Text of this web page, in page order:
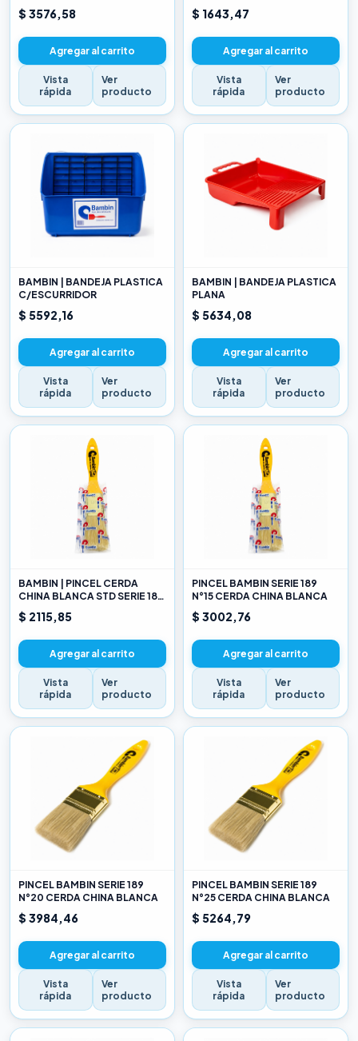
$ 3576,58
Agregar al carrito
Vista
rápida
Ver
producto
$ 1643,47
Agregar al carrito
Vista
rápida
Ver
producto
BAMBIN | BANDEJA PLASTICA
C/ESCURRIDOR
$ 5592,16
Agregar al carrito
Vista
rápida
Ver
producto
BAMBIN | BANDEJA PLASTICA
PLANA
$ 5634,08
Agregar al carrito
Vista
rápida
Ver
producto
BAMBIN | PINCEL CERDA
CHINA BLANCA STD SERIE 189
10
$ 2115,85
Agregar al carrito
Vista
rápida
Ver
producto
PINCEL BAMBIN SERIE 189
N°15 CERDA CHINA BLANCA
$ 3002,76
Agregar al carrito
Vista
rápida
Ver
producto
PINCEL BAMBIN SERIE 189
N°20 CERDA CHINA BLANCA
$ 3984,46
Agregar al carrito
Vista
rápida
Ver
producto
PINCEL BAMBIN SERIE 189
N°25 CERDA CHINA BLANCA
$ 5264,79
Agregar al carrito
Vista
rápida
Ver
producto